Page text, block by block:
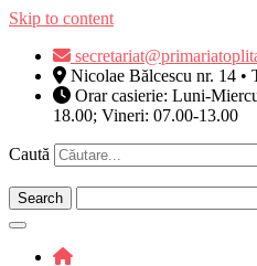
Skip to content
Nicolae Bălcescu nr. 14 •
Orar casierie: Luni-
18.00; Vineri: 07.00-13.00
Caută